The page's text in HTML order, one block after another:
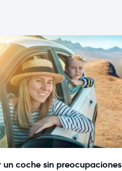
un coche sin preocupaciones